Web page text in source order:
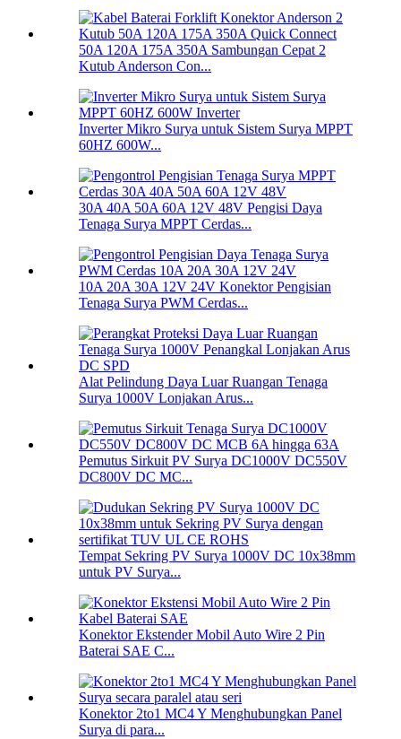
50A 120A 175A 350A Sambungan Cepat 2
Kutub Anderson Con...
Inverter Mikro Surya untuk Sistem Surya MPPT
60HZ 600W...
30A 40A 50A 60A 12V 48V Pengisi Daya
Tenaga Surya MPPT Cerdas...
10A 20A 30A 12V 24V Konektor Pengisian
Tenaga Surya PWM Cerdas...
Alat Pelindung Daya Luar Ruangan Tenaga
Surya 1000V Lonjakan Arus...
Pemutus Sirkuit PV Surya DC1000V DC550V
DC800V DC MC...
Tempat Sekring PV Surya 1000V DC 10x38mm
untuk PV Surya...
Konektor Ekstender Mobil Auto Wire 2 Pin
Baterai SAE C...
Konektor 2to1 MC4 Y Menghubungkan Panel
Surya di para...